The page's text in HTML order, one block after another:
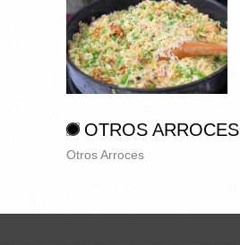
OTROS ARROCES
Otros Arroces